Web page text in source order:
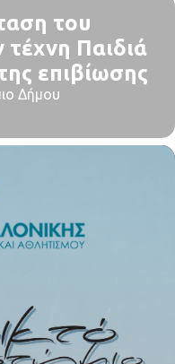
του
τέχνη Παιδιά
επιβίωσης
Δήμου